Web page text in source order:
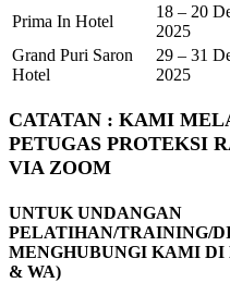
Prima In Hotel
18 – 20
2025
Grand Puri Saron
Hotel
29 – 31
2025
CATATAN : KAMI
PETUGAS PROTEKSI
VIA ZOOM
UNTUK UNDANGAN
PELATIHAN/TRAINING/
MENGHUBUNGI KAMI DI
& WA)